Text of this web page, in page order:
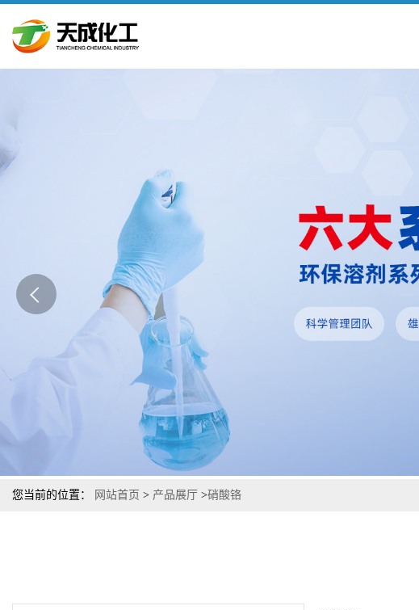
您当前的位置： 网站首页 > 产品展厅 >硝酸铬